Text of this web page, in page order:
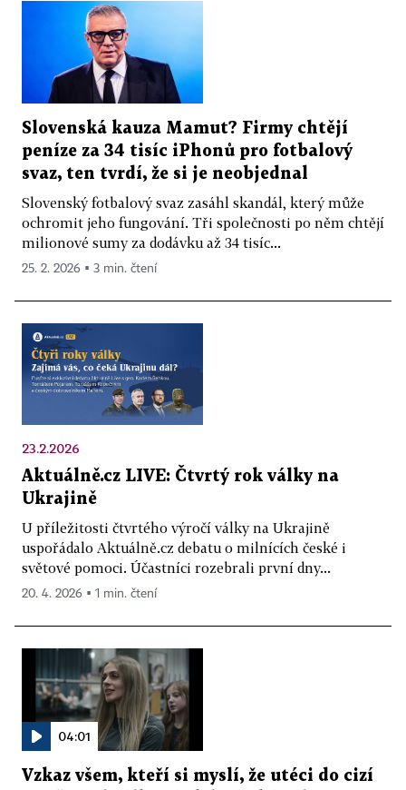
Slovenská kauza Mamut? Firmy chtějí
peníze za 34 tisíc iPhonů pro fotbalový
svaz, ten tvrdí, že si je neobjednal
Slovenský fotbalový svaz zasáhl skandál, který může
ochromit jeho fungování. Tři společnosti po něm chtějí
milionové sumy za dodávku až 34 tisíc...
25. 2. 2026 ▪ 3 min. čtení
23.2.2026
Aktuálně.cz LIVE: Čtvrtý rok války na
Ukrajině
U příležitosti čtvrtého výročí války na Ukrajině
uspořádalo Aktuálně.cz debatu o milnících české i
světové pomoci. Účastníci rozebrali první dny...
20. 4. 2026 ▪ 1 min. čtení
04:01
Vzkaz všem, kteří si myslí, že utéci do cizí